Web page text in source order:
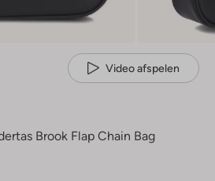
Video afspelen
Brook Flap Chain Bag